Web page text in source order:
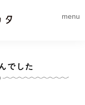
menu
でした